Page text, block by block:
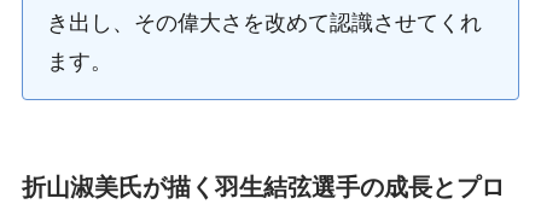
き出し、その偉大さを改めて認識させてくれ
ます。
折山淑美氏が描く羽生結弦選手の成長とプロ